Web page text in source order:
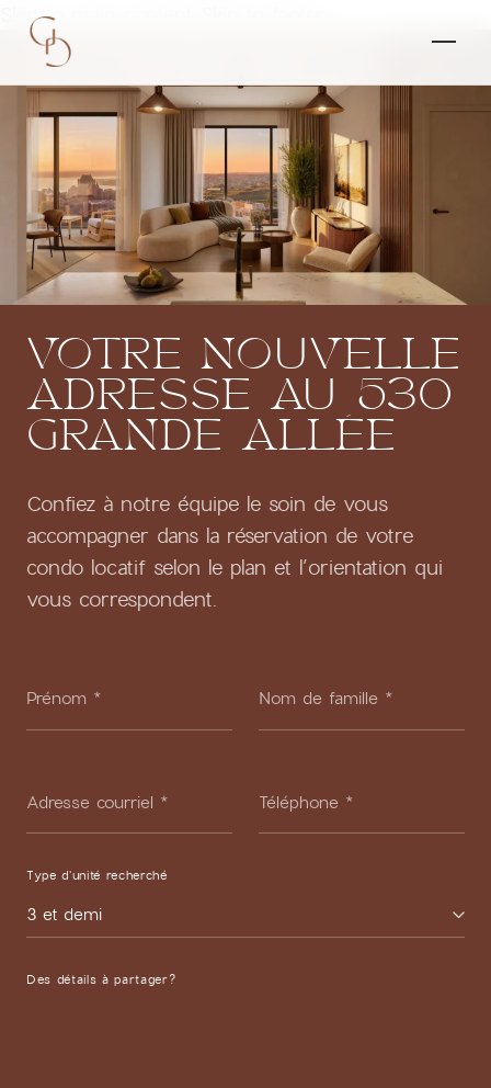
Skip to main content
VOTRE
NOUVELLE
ADRESSE
AU
530
GRANDE
ALLÉE
Confiez à notre équipe le soin de vous
accompagner dans la réservation de votre
condo locatif selon le plan et l’orientation qui
vous correspondent.
Prénom * Nom de famille *
Adresse courriel * Téléphone *
Type d'unité recherché
3 et demi
Des détails à partager?